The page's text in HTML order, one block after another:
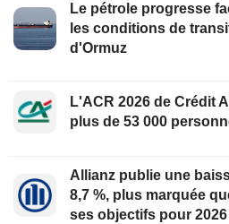
Le pétrole progresse
les conditions de
d'Ormuz
L'ACR 2026 de Crédit
plus de 53 000
Allianz publie une
8,7 %, plus marquée
ses objectifs pour 2026